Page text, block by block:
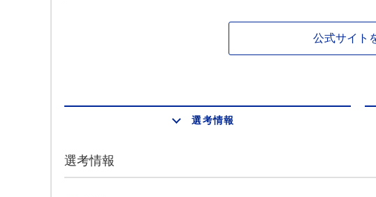
公式サイト
選考情報
選考情報